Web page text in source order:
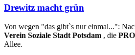
Drewitz macht grün
Von wegen "das gibt`s nur einmal...":
Verein Soziale Stadt Potsdam , die
Allee.